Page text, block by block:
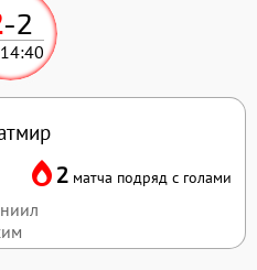
-2
14:40
2 матча подряд с голами